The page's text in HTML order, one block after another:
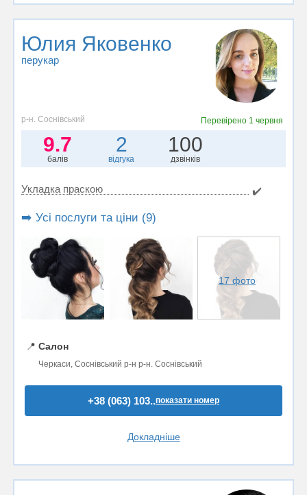
Юлия Яковенко
перукар
р-н. Соснівський Перевірено 1 червня
9.7
балів
2
відгука
100
дзвінків
Укладка праскою ✔️
➡️ Усі послуги та ціни (9)
17 фото
📍 Салон
Черкаси, Соснівський р-н р-н. Соснівський
+38 (063) 103..показати номер
Докладніше